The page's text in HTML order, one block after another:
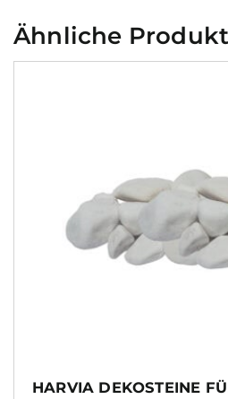
Ähnliche
HARVIA DEKOSTEINE